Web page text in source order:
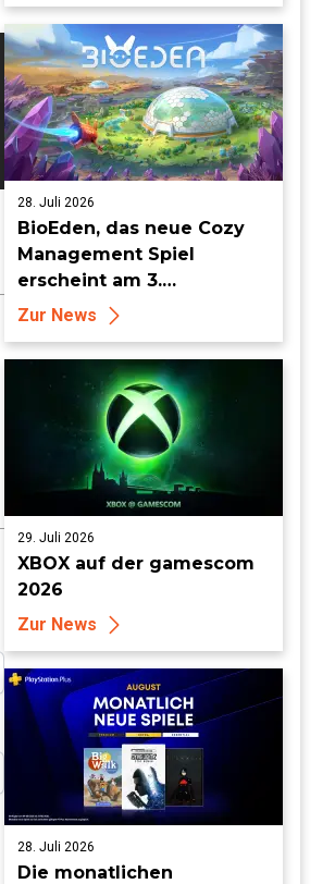
Access
28. Juli 2026
BioEden, das neue Cozy
Management Spiel
erscheint am 3.
September für PS5, Xbox
Series, Nintendo Switch 2
und Steam
Zur News
29. Juli 2026
XBOX auf der gamescom
2026
Zur News
28. Juli 2026
Die monatlichen